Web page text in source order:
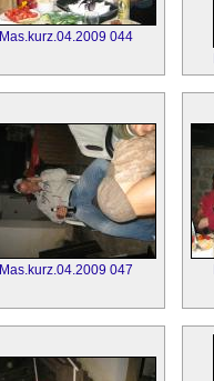
Mas.kurz.04.2009 044
Mas.kurz.04.2009 047